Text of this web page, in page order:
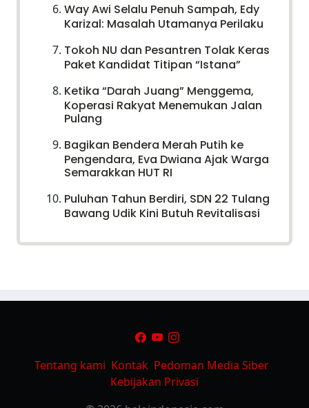
Way Awi Selalu Penuh Sampah, Edy
Karizal: Masalah Utamanya Perilaku
Tokoh NU dan Pesantren Tolak Keras
Paket Kandidat Titipan “Istana”
Ketika “Darah Juang” Menggema,
Koperasi Rakyat Menemukan Jalan
Pulang
Bagikan Bendera Merah Putih ke
Pengendara, Eva Dwiana Ajak Warga
Semarakkan HUT RI
Puluhan Tahun Berdiri, SDN 22 Tulang
Bawang Udik Kini Butuh Revitalisasi
Tentang kami Kontak Pedoman Media Siber
Kebijakan Privasi